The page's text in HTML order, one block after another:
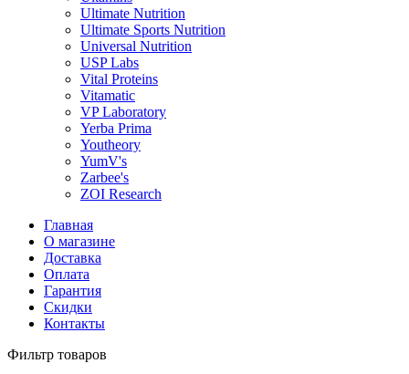
Ultimate Nutrition
Ultimate Sports Nutrition
Universal Nutrition
USP Labs
Vital Proteins
Vitamatic
VP Laboratory
Yerba Prima
Youtheory
YumV's
Zarbee's
ZOI Research
Главная
О магазине
Доставка
Оплата
Гарантия
Скидки
Контакты
Фильтр товаров